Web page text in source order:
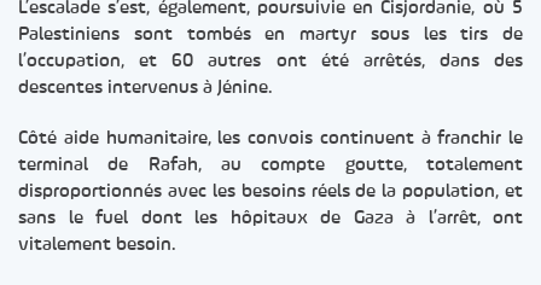
L’escalade s’est, également, poursuivie en Cisjordanie, où 5
Palestiniens sont tombés en martyr sous les tirs de
l’occupation, et 60 autres ont été arrêtés, dans des
descentes intervenus à Jénine.
Côté aide humanitaire, les convois continuent à franchir le
terminal de Rafah, au compte goutte, totalement
disproportionnés avec les besoins réels de la population, et
sans le fuel dont les hôpitaux de Gaza à l’arrêt, ont
vitalement besoin.